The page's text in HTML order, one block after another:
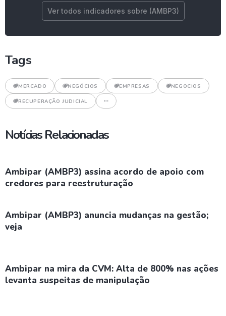
Ver todos indicadores sobre (AMBP3)
Tags
MERCADO NEGÓCIOS EMPRESAS NEGOCIOS
RECUPERAÇÃO JUDICIAL
Notícias Relacionadas
Ambipar (AMBP3) assina acordo de apoio com
credores para reestruturação
Ambipar (AMBP3) anuncia mudanças na gestão;
veja
Ambipar na mira da CVM: Alta de 800% nas ações
levanta suspeitas de manipulação